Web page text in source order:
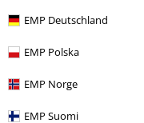
EMP Deutschland
EMP Polska
EMP Norge
EMP Suomi